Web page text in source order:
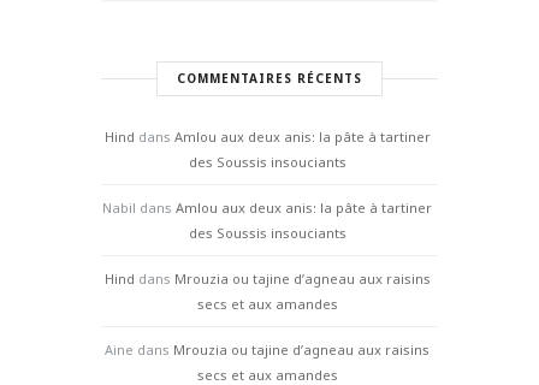
COMMENTAIRES RÉCENTS
Hind dans Amlou aux deux anis: la pâte à tartiner
des Soussis insouciants
Nabil dans Amlou aux deux anis: la pâte à tartiner
des Soussis insouciants
Hind dans Mrouzia ou tajine d’agneau aux raisins
secs et aux amandes
Aine dans Mrouzia ou tajine d’agneau aux raisins
secs et aux amandes